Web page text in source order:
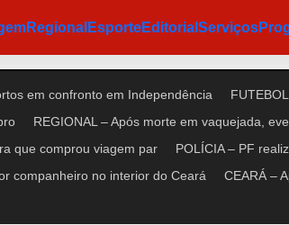
Regional EsporteEditorial Serviços
em confronto em Independência
REGIONAL – Após morte em vaquejada,
que comprou viagem par
POLÍCIA – PF
companheiro no interior do Ceará
CEARÁ –